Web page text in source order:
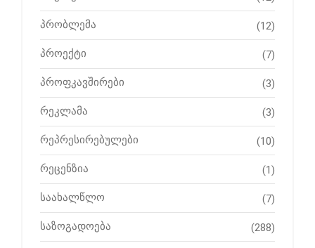
პრობლემა (12)
პროექტი (7)
პროფკავშირები (3)
რეკლამა (3)
რეპრესირებულები (10)
რეცენზია (1)
საახალწლო (7)
საზოგადოება (288)